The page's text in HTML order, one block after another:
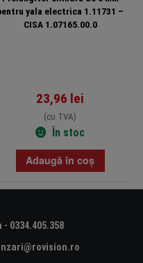
yala electrica 1.11731 –
CISA 1.07165.00.0
23,96 lei
(cu TVA)
În stoc
Adaugă în coș
0334.405.358